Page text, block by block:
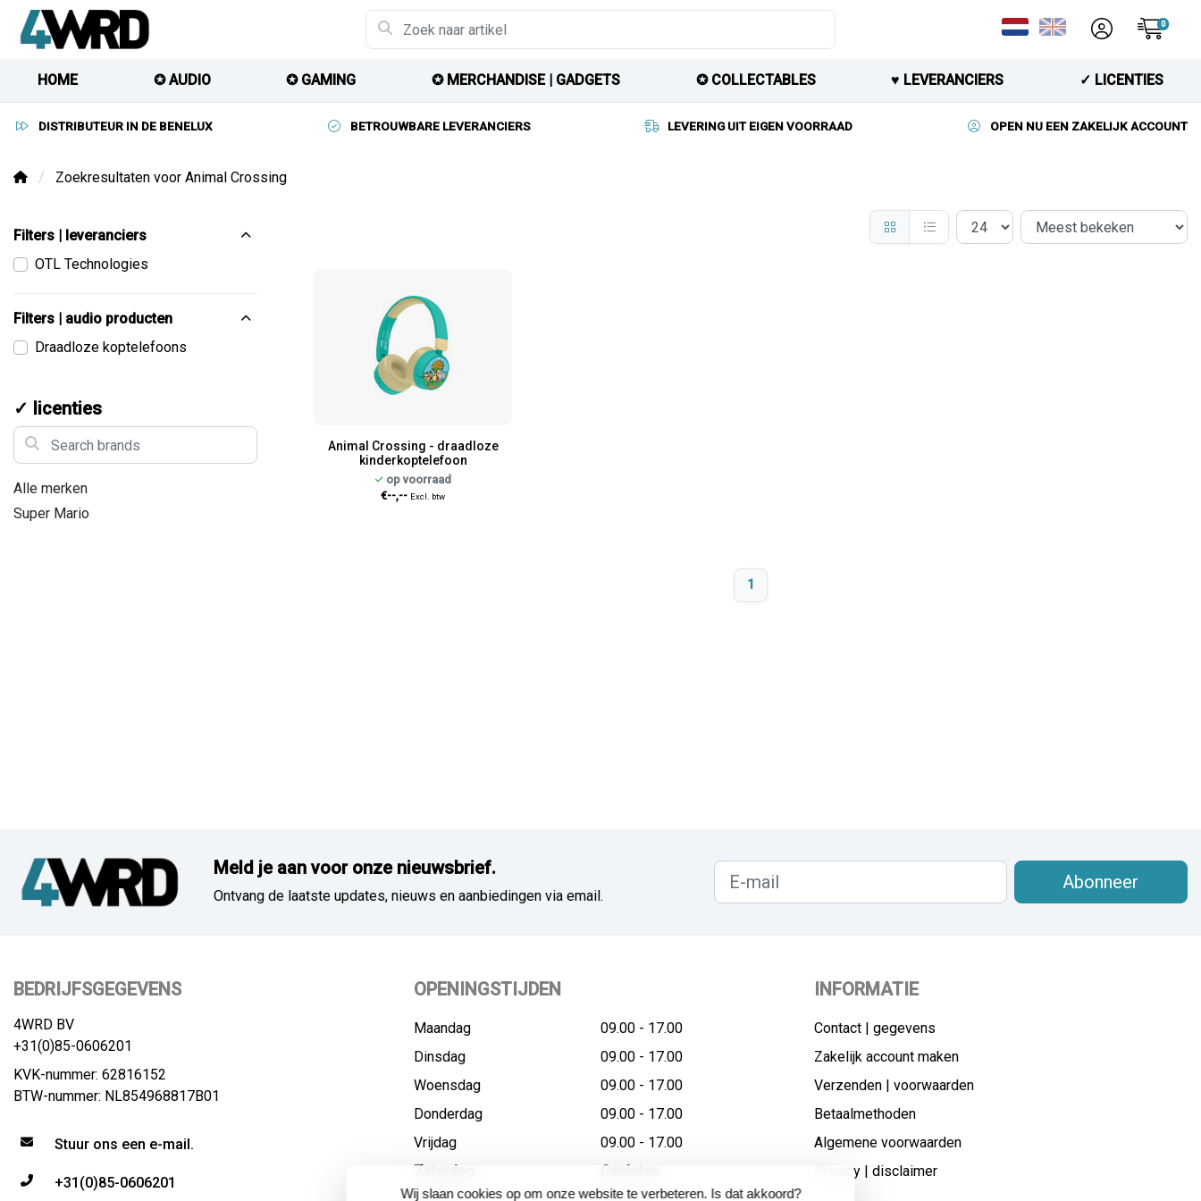
Wij slaan cookies op om onze website te verbeteren. Is dat akkoord?
0
HOME ✪ AUDIO ✪ GAMING ✪ MERCHANDISE | GADGETS ✪ COLLECTABLES ♥︎ LEVERANCIERS ✓ LICENTIES
DISTRIBUTEUR IN DE BENELUX BETROUWBARE LEVERANCIERS LEVERING UIT EIGEN VOORRAAD OPEN NU EEN ZAKELIJK ACCOUNT
Zoekresultaten voor Animal Crossing
Filters | leveranciers
OTL Technologies
Filters | audio producten
Draadloze koptelefoons
✓ licenties
Search brands
Alle merken
Super Mario
Animal Crossing - draadloze
kinderkoptelefoon
op voorraad
€--,-- Excl. btw
1
Meld je aan voor onze nieuwsbrief.
Ontvang de laatste updates, nieuws en aanbiedingen via email.
Abonneer
BEDRIJFSGEGEVENS
4WRD BV
+31(0)85-0606201
KVK-nummer: 62816152
BTW-nummer: NL854968817B01
Stuur ons een e-mail.
+31(0)85-0606201
OPENINGSTIJDEN
Maandag
09.00 - 17.00
Dinsdag
09.00 - 17.00
Woensdag
09.00 - 17.00
Donderdag
09.00 - 17.00
Vrijdag
09.00 - 17.00
Zaterdag
Gesloten
INFORMATIE
Contact | gegevens
Zakelijk account maken
Verzenden | voorwaarden
Betaalmethoden
Algemene voorwaarden
Privacy | disclaimer